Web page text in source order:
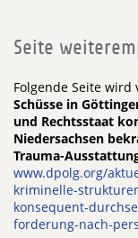
Seite
Folgende Seite
Schüsse in
und Rechtsstaat
Niedersachsen
Trauma-
www.dpolg.org/
kriminelle-
konsequent-
forderung-nach-